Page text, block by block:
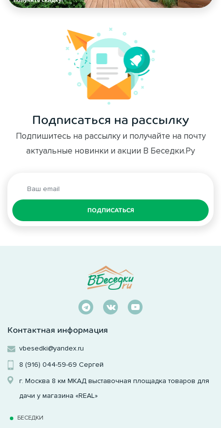
Подписаться на рассылку
Подпишитесь на рассылку и получайте на почту
актуальные новинки и акции В Беседки.Ру
ПОДПИСАТЬСЯ
Контактная информация
vbesedki@yandex.ru
8 (916) 044-59-69 Сергей
г. Москва 8 км МКАД выставочная площадка товаров для
дачи у магазина «REAL»
БЕСЕДКИ